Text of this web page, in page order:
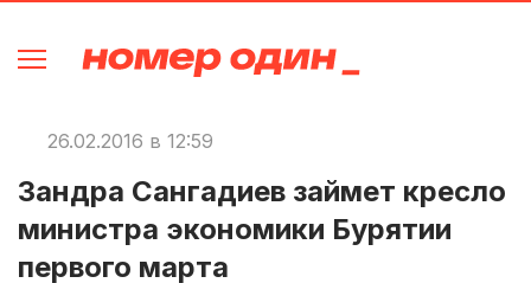
26.02.2016 в 12:59
Зандра Сангадиев займет кресло
министра экономики Бурятии
первого марта